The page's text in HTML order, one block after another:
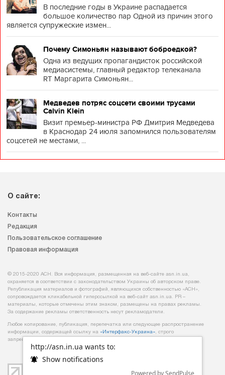
http://asn.in.ua wants to:
Show notifications
Powered by SendPulse
В последние годы в Украине распадается
большое количество пар Одной из причин этого
является супружеские измен...
Почему Симоньян называют боброедкой?
Одна из ведущих пропагандисток российской
медиасистемы, главный редактор телеканала
RT Маргарита Симоньян...
Медведев потряс соцсети своими трусами
Calvin Klein
Визит премьер-министра РФ Дмитрия Медведева
в Краснодар 24 июля запомнился пользователям
соцсетей не местами, ...
О сайте:
Контакты
Редакция
Пользовательское соглашение
Правовая информация
© 2015-2020 АСН. Вся информация, размещенная на веб-сайте asn.in.ua,
охраняется в соответствии с законодательством Украины об авторском праве.
Републикация материалов и фотографий, являющихся собственностью «АСН»,
сопровождается кликабельной гиперссылкой на веб-сайт asn.іn.ua. PR –
материалы, которые отмечены этим знаком, размещены на правах рекламы.
За содержание рекламы ответственность несут рекламодатели.
Любое копирование, публикация, перепечатка или следующее распространение
информации, содержащей ссылку на «Интерфакс-Украина», строго
запрещается.